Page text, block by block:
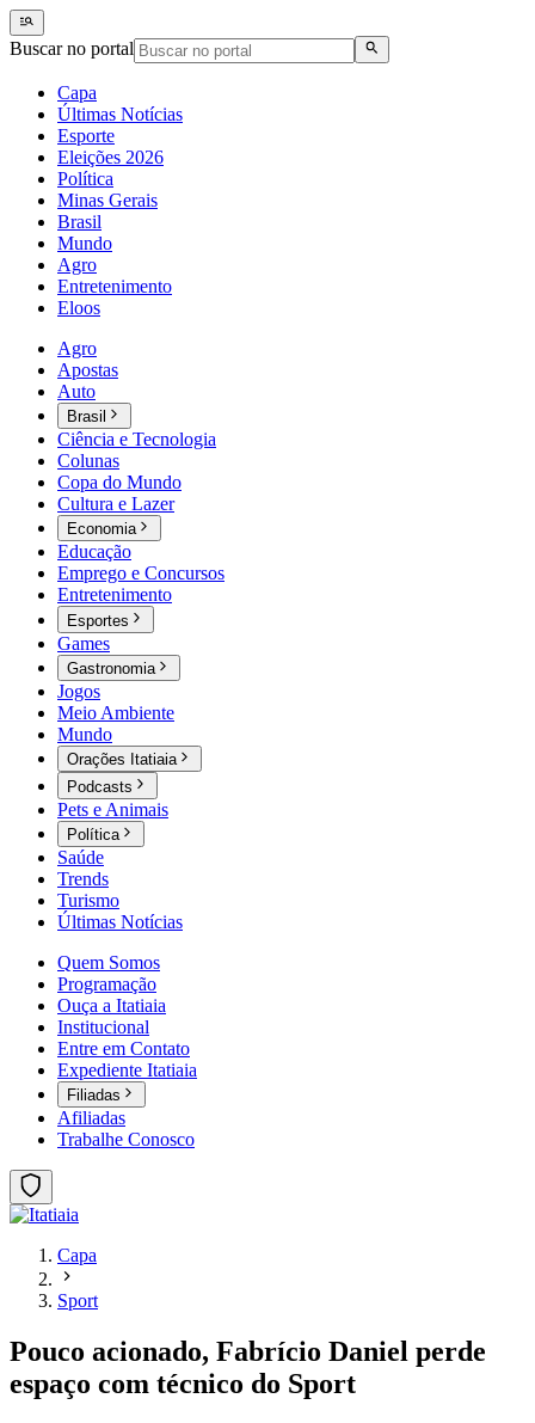
Buscar no portal
Capa
Últimas Notícias
Esporte
Eleições 2026
Política
Minas Gerais
Brasil
Mundo
Agro
Entretenimento
Eloos
Agro
Apostas
Auto
Brasil
Ciência e Tecnologia
Colunas
Copa do Mundo
Cultura e Lazer
Economia
Educação
Emprego e Concursos
Entretenimento
Esportes
Games
Gastronomia
Jogos
Meio Ambiente
Mundo
Orações Itatiaia
Podcasts
Pets e Animais
Política
Saúde
Trends
Turismo
Últimas Notícias
Quem Somos
Programação
Ouça a Itatiaia
Institucional
Entre em Contato
Expediente Itatiaia
Filiadas
Afiliadas
Trabalhe Conosco
Capa
Sport
Pouco acionado, Fabrício Daniel perde
espaço com técnico do Sport